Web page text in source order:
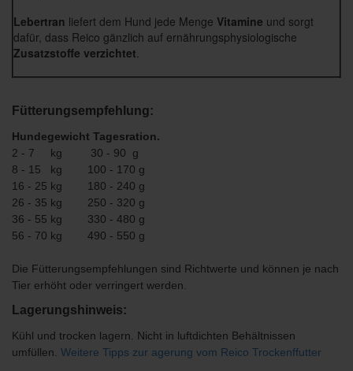
Lebertran liefert dem Hund jede Menge Vitamine und sorgt
dafür, dass Reico gänzlich auf ernährungsphysiologische
Zusatzstoffe verzichtet.
Fütterungsempfehlung:
Hundegewicht Tagesration.
2 - 7 kg 30 - 90 g
8 - 15 kg 100 - 170 g
16 - 25 kg 180 - 240 g
26 - 35 kg 250 - 320 g
36 - 55 kg 330 - 480 g
56 - 70 kg 490 - 550 g
Die Fütterungsempfehlungen sind Richtwerte und können je nach
Tier erhöht oder verringert werden.
Lagerungshinweis:
Kühl und trocken lagern. Nicht in luftdichten Behältnissen
umfüllen. Weitere Tipps zur agerung vom Reico Trockenffutter